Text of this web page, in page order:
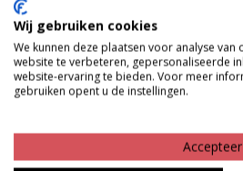
Product kenmerken
Betaalinformatie
Wij gebruiken cookies
We kunnen deze plaatsen voor analyse
website te verbeteren, gepersonaliseerde
website-ervaring te bieden. Voor meer
gebruiken opent u de instellingen.